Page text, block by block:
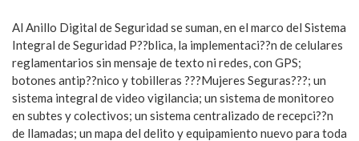
Al Anillo Digital de Seguridad se suman, en el marco del Sistema
Integral de Seguridad P??blica, la implementaci??n de celulares
reglamentarios sin mensaje de texto ni redes, con GPS;
botones antip??nico y tobilleras ???Mujeres Seguras???; un
sistema integral de video vigilancia; un sistema de monitoreo
en subtes y colectivos; un sistema centralizado de recepci??n
de llamadas; un mapa del delito y equipamiento nuevo para toda